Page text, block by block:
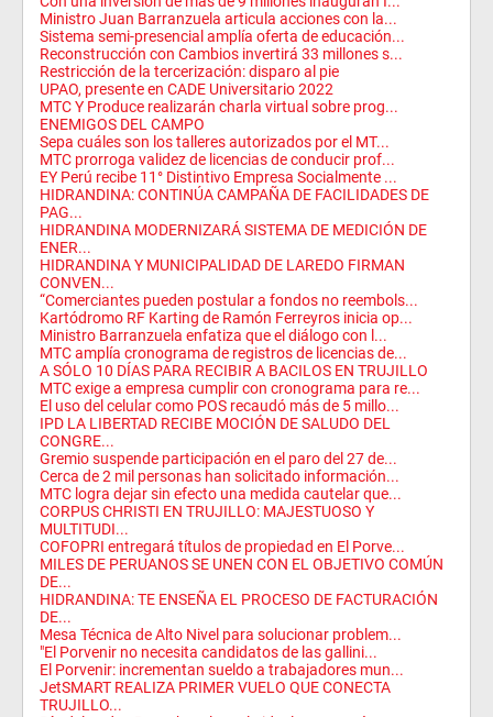
Ministro Juan Barranzuela articula acciones con la...
Sistema semi-presencial amplía oferta de educación...
Reconstrucción con Cambios invertirá 33 millones s...
Restricción de la tercerización: disparo al pie
UPAO, presente en CADE Universitario 2022
MTC Y Produce realizarán charla virtual sobre prog...
ENEMIGOS DEL CAMPO
Sepa cuáles son los talleres autorizados por el MT...
MTC prorroga validez de licencias de conducir prof...
EY Perú recibe 11° Distintivo Empresa Socialmente ...
HIDRANDINA: CONTINÚA CAMPAÑA DE FACILIDADES DE
PAG...
HIDRANDINA MODERNIZARÁ SISTEMA DE MEDICIÓN DE
ENER...
HIDRANDINA Y MUNICIPALIDAD DE LAREDO FIRMAN
CONVEN...
“Comerciantes pueden postular a fondos no reembols...
Kartódromo RF Karting de Ramón Ferreyros inicia op...
Ministro Barranzuela enfatiza que el diálogo con l...
MTC amplía cronograma de registros de licencias de...
A SÓLO 10 DÍAS PARA RECIBIR A BACILOS EN TRUJILLO
MTC exige a empresa cumplir con cronograma para re...
El uso del celular como POS recaudó más de 5 millo...
IPD LA LIBERTAD RECIBE MOCIÓN DE SALUDO DEL
CONGRE...
Gremio suspende participación en el paro del 27 de...
Cerca de 2 mil personas han solicitado información...
MTC logra dejar sin efecto una medida cautelar que...
CORPUS CHRISTI EN TRUJILLO: MAJESTUOSO Y
MULTITUDI...
COFOPRI entregará títulos de propiedad en El Porve...
MILES DE PERUANOS SE UNEN CON EL OBJETIVO COMÚN
DE...
HIDRANDINA: TE ENSEÑA EL PROCESO DE FACTURACIÓN
DE...
Mesa Técnica de Alto Nivel para solucionar problem...
"El Porvenir no necesita candidatos de las gallini...
El Porvenir: incrementan sueldo a trabajadores mun...
JetSMART REALIZA PRIMER VUELO QUE CONECTA
TRUJILLO...